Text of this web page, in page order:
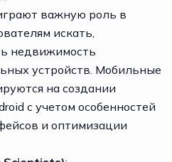
важную роль в
искать,
недвижимость
устройств. Мобильные
на создании
с учетом особенностей
и оптимизации